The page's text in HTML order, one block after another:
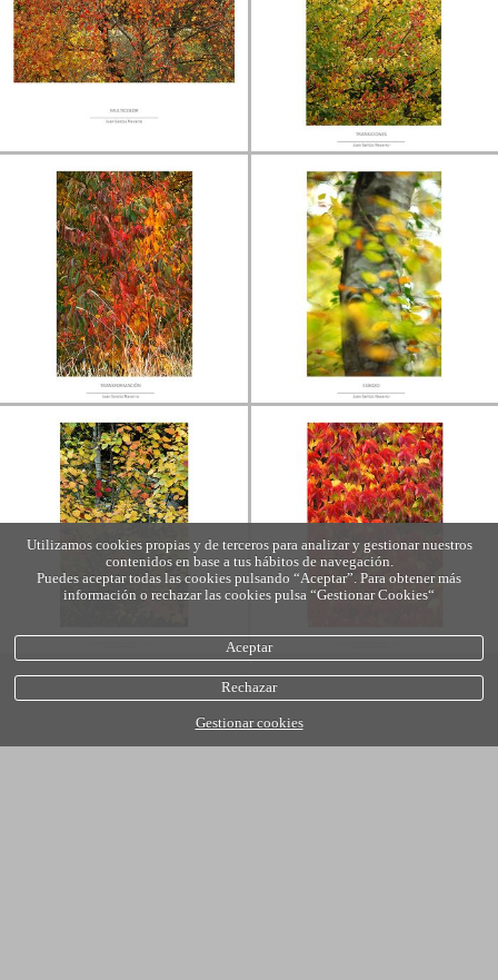
Utilizamos cookies propias y de terceros para analizar y gestionar nuestros
contenidos en base a tus hábitos de navegación.
Puedes aceptar todas las cookies pulsando “Aceptar”. Para obtener más
información o rechazar las cookies pulsa “Gestionar Cookies“
Aceptar
Rechazar
Gestionar cookies